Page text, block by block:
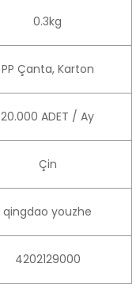
0.3kg
PP Çanta, Karton
20.000 ADET / Ay
Çin
qingdao youzhe
4202129000